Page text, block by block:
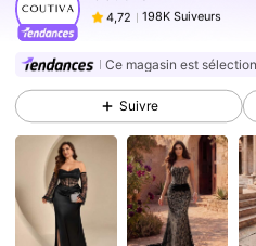
h***6est en train de
4,72 198K Suiveurs
4,72 198K Suiveurs
4,72 198K Suiveurs
4,72 198K Suiveurs
4,72 198K Suiveurs
Ce magasin est
Suivre